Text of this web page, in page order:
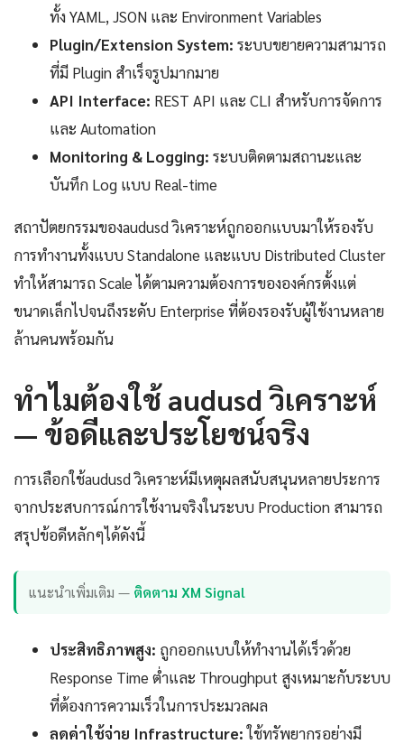
ทั้ง YAML, JSON และ Environment Variables
Plugin/Extension System: ระบบขยายความสามารถ
ที่มี Plugin สำเร็จรูปมากมาย
API Interface: REST API และ CLI สำหรับการจัดการ
และ Automation
Monitoring & Logging: ระบบติดตามสถานะและ
บันทึก Log แบบ Real-time
สถาปัตยกรรมของaudusd วิเคราะห์ถูกออกแบบมาให้รองรับ
การทำงานทั้งแบบ Standalone และแบบ Distributed Cluster
ทำให้สามารถ Scale ได้ตามความต้องการขององค์กรตั้งแต่
ขนาดเล็กไปจนถึงระดับ Enterprise ที่ต้องรองรับผู้ใช้งานหลาย
ล้านคนพร้อมกัน
ทำไมต้องใช้ audusd วิเคราะห์
— ข้อดีและประโยชน์จริง
การเลือกใช้audusd วิเคราะห์มีเหตุผลสนับสนุนหลายประการ
จากประสบการณ์การใช้งานจริงในระบบ Production สามารถ
สรุปข้อดีหลักๆได้ดังนี้
แนะนำเพิ่มเติม — ติดตาม XM Signal
ประสิทธิภาพสูง: ถูกออกแบบให้ทำงานได้เร็วด้วย
Response Time ต่ำและ Throughput สูงเหมาะกับระบบ
ที่ต้องการความเร็วในการประมวลผล
ลดค่าใช้จ่าย Infrastructure:ใช้ทรัพยากรอย่างมี